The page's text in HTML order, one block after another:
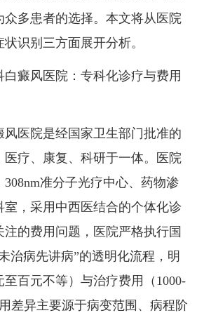
众多患者的选择。本文将从医院
识别三方面展开分析。
癜风医院：专科化诊疗与费用
医院是经国家卫生部门批准的
疗、康复、科研于一体。医院
准分子光疗中心、药物渗
，采用中西医结合的个体化诊
的费用问题，医院严格执行国
治病先讲病”的透明化流程，明
百元不等）与治疗费用（1000-
差异主要源于病变范围、病程阶